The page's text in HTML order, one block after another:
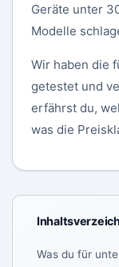
Geräte unter
Modelle
Wir haben die
getestet und
erfährst du,
was die
Was du für